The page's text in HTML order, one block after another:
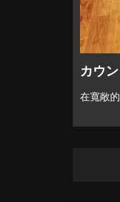
カウ
在寬敞